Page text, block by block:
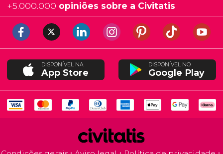
+5.000.000 opiniões sobre a Civitatis
DISPONÍVEL NA
App Store
DISPONÍVEL NO
Google Play